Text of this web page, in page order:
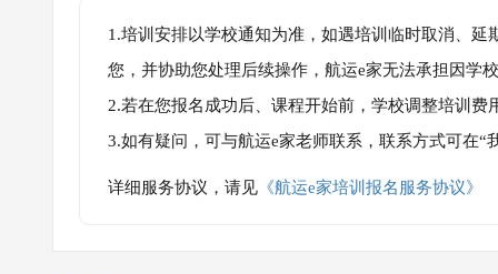
1.培训安排以学校通知为准，如遇培训临时取消、
您，并协助您处理后续操作，航运e家无法承担因学
2.若在您报名成功后、课程开始前，学校调整培训
3.如有疑问，可与航运e家老师联系，联系方式可在
详细服务协议，请见 《航运e家培训报名服务协议》